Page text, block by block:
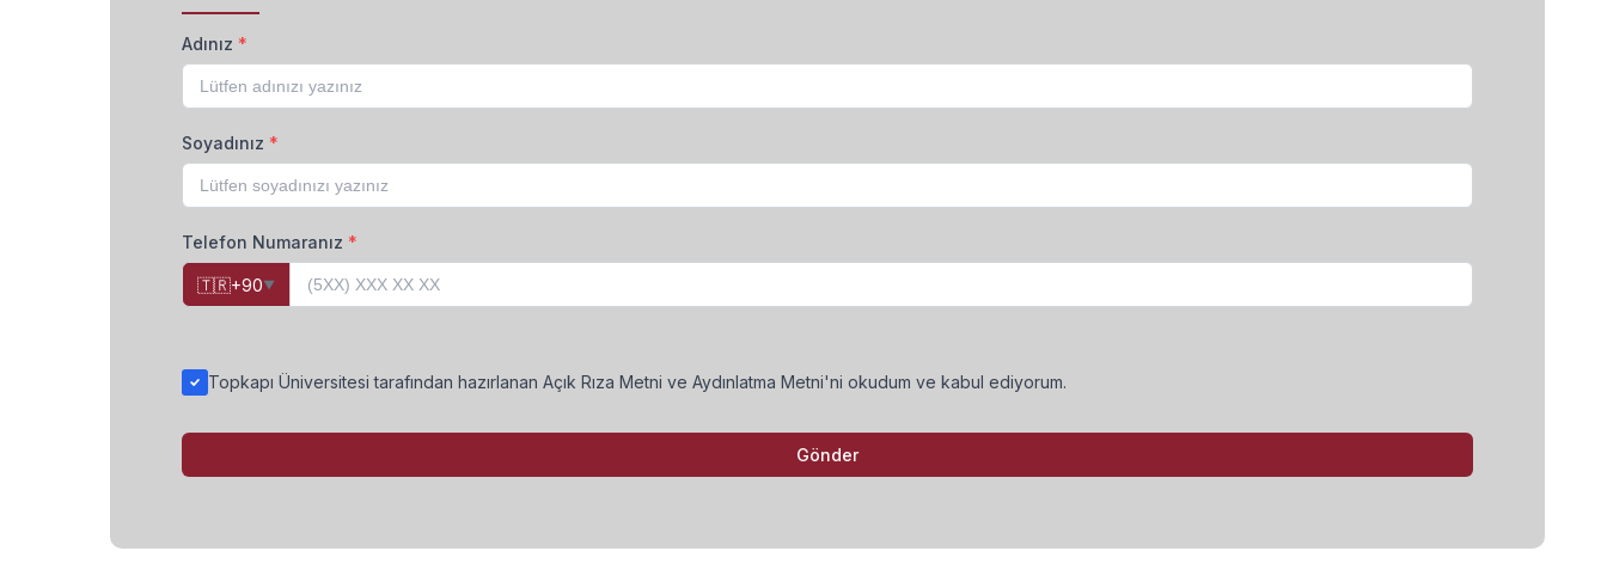
Adınız *
Soyadınız *
Telefon Numaranız *
🇹🇷+90▼
Topkapı Üniversitesi tarafından hazırlanan Açık Rıza Metni ve Aydınlatma Metni'ni okudum ve kabul ediyorum.
Gönder